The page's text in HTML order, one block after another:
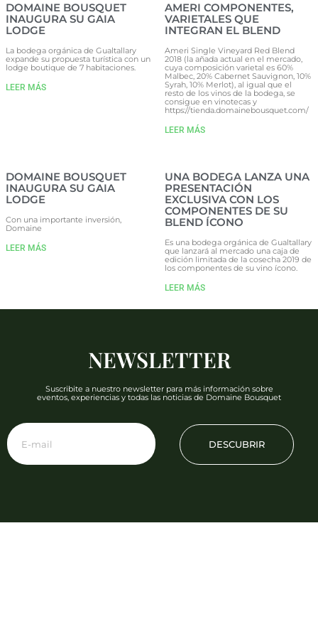
DOMAINE BOUSQUET
INAUGURA SU GAIA
LODGE
La bodega orgánica de Gualtallary
expande su propuesta turística con un
lodge boutique de 7 habitaciones.
LEER MÁS
AMERI COMPONENTES,
VARIETALES QUE
INTEGRAN EL BLEND
Ameri Single Vineyard Red Blend
2018 (la añada actual en el mercado,
cuya composición varietal es 60%
Malbec, 20% Cabernet Sauvignon, 10%
Syrah, 10% Merlot), al igual que el
resto de los vinos de la bodega, se
consigue en vinotecas y
https://tienda.domainebousquet.com/
LEER MÁS
DOMAINE BOUSQUET
INAUGURA SU GAIA
LODGE
Con una importante inversión,
Domaine
LEER MÁS
UNA BODEGA LANZA UNA
PRESENTACIÓN
EXCLUSIVA CON LOS
COMPONENTES DE SU
BLEND ÍCONO
Es una bodega orgánica de Gualtallary
que lanzará al mercado una caja de
edición limitada de la cosecha 2019 de
los componentes de su vino ícono.
LEER MÁS
NEWSLETTER
Suscribite a nuestro newsletter para más información sobre
eventos, experiencias y todas las noticias de Domaine Bousquet
DESCUBRIR